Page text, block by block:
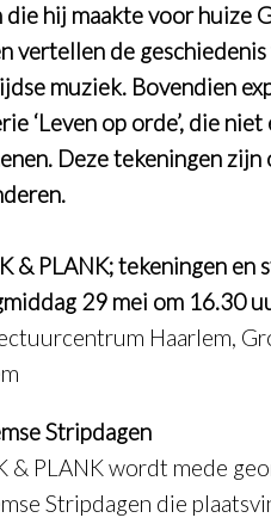
die hij maakte voor huize
vertellen de
muziek. Bovendien
‘Leven op orde’, die
Deze tekeningen
& PLANK; tekeningen en
29 mei om 16.30
Haarlem,
Stripdagen
& PLANK wordt mede
Stripdagen die